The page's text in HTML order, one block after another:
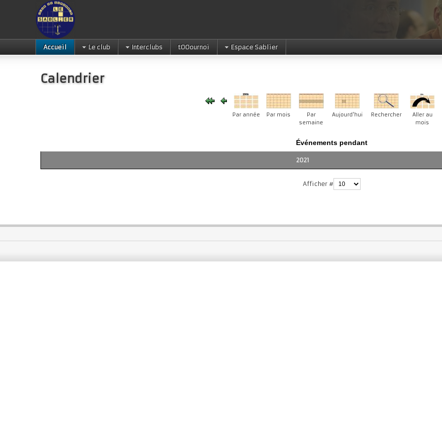
Accueil Le club Interclubs tOOournoi Espace Sablier
Calendrier
Par année Par mois
Par
semaine
Aujourd'hui Rechercher
Aller au
mois
Événements pendant
2021
Afficher #